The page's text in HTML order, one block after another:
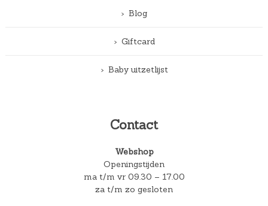
Blog
Giftcard
Baby uitzetlijst
Contact
Webshop
Openingstijden
ma t/m vr 09.30 – 17.00
za t/m zo gesloten